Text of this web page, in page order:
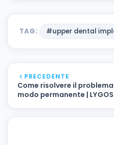
TAG: #upper dental
PRECEDENTE
Come risolvere il
modo permanente | LYGOS